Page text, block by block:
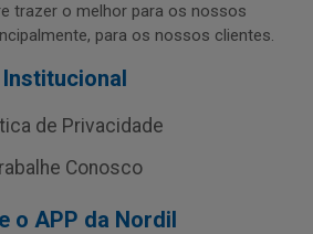
trazer o melhor para os nossos
para os nossos clientes.
Institucional
de Privacidade
Conosco
o APP da Nordil